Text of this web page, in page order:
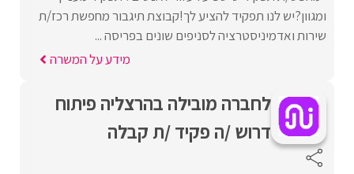
ומגוון?יש לנו תפקיד להציע לך!קבוצת תיגבור מחפשת רכז/ת
שירות ואדמיניסטרציה לסניפים שונים בפריסה ...
מידע על המשרה
לחברה מובילה בהרצליה פיתוח
דרוש /ה פקיד /ת קבלה